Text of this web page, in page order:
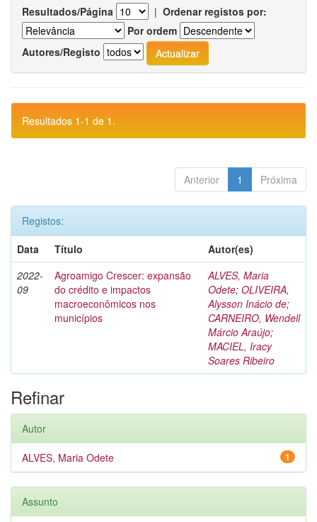
Resultados/Página | Ordenar registos por:
Por ordem
Autores/Registo
Resultados 1-1 de 1.
Anterior 1 Próxima
Registos:
Data
Título
Autor(es)
2022-
09
Agroamigo Crescer: expansão
do crédito e impactos
macroeconômicos nos
municípios
ALVES, Maria
Odete; OLIVEIRA,
Alysson Inácio de;
CARNEIRO, Wendell
Márcio Araújo;
MACIEL, Iracy
Soares Ribeiro
Refinar
Autor
1
ALVES, Maria Odete
Assunto